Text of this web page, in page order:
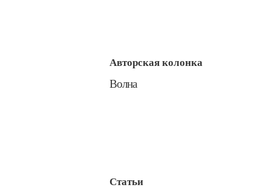
Авторская колонка
​Волна
Статьи